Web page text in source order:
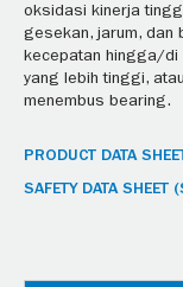
oksidasi kinerja
gesekan, jarum, dan
kecepatan hingga/di
yang lebih tinggi,
menembus bearing.
PRODUCT DATA
SAFETY DATA SHEET